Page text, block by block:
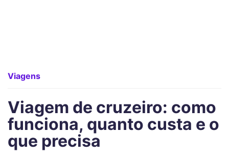
Viagens
Viagem de cruzeiro: como
funciona, quanto custa e o
que precisa